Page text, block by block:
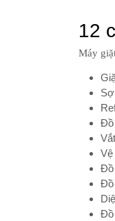
12
Máy
Đồ
Vắt
Vệ
Đồ
Đồ
Đồ